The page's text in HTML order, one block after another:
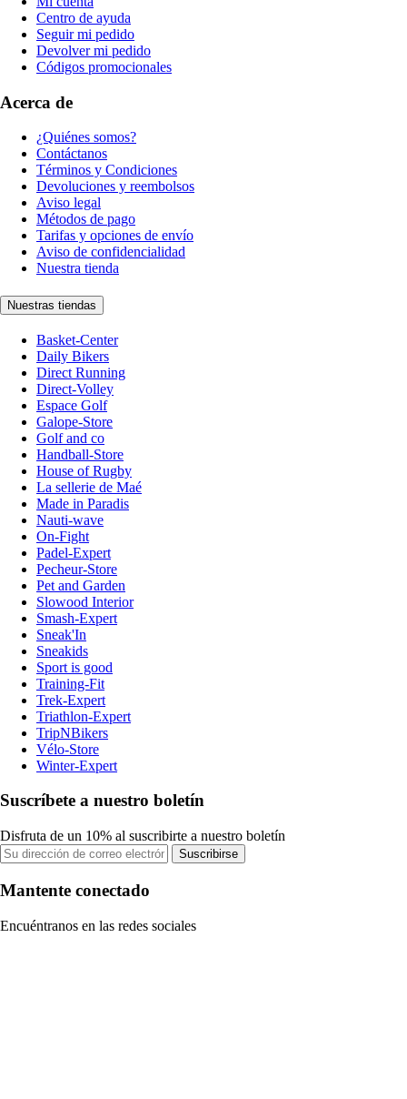
Centro de ayuda
Seguir mi pedido
Devolver mi pedido
Códigos promocionales
Acerca de
¿Quiénes somos?
Contáctanos
Términos y Condiciones
Devoluciones y reembolsos
Aviso legal
Métodos de pago
Tarifas y opciones de envío
Aviso de confidencialidad
Nuestra tienda
Nuestras tiendas
Basket-Center
Daily Bikers
Direct Running
Direct-Volley
Espace Golf
Galope-Store
Golf and co
Handball-Store
House of Rugby
La sellerie de Maé
Made in Paradis
Nauti-wave
On-Fight
Padel-Expert
Pecheur-Store
Pet and Garden
Slowood Interior
Smash-Expert
Sneak'In
Sneakids
Sport is good
Training-Fit
Trek-Expert
Triathlon-Expert
TripNBikers
Vélo-Store
Winter-Expert
Suscríbete a nuestro boletín
Disfruta de un 10% al suscribirte a nuestro boletín
Suscribirse
Mantente conectado
Encuéntranos en las redes sociales